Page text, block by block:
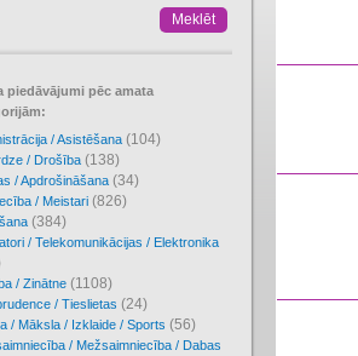
piedāvājumi pēc amata
/ Asistēšana (104)
/ Drošība (138)
/ Apdrošināšana (34)
/ Meistari (826)
(384)
/ Telekomunikācijas / Elektronika
/ Zinātne (1108)
/ Tieslietas (24)
/ Māksla / Izklaide / Sports (56)
/ Mežsaimniecība / Dabas